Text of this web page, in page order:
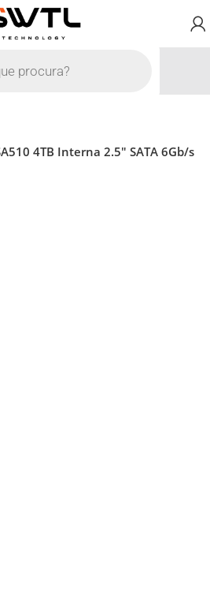
4TB Interna 2.5″ SATA 6Gb/s